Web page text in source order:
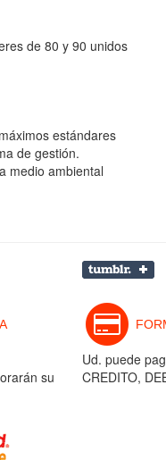
de 80 y 90 unidos
estándares
de gestión.
medio ambiental
su
Ud. puede
CREDITO,